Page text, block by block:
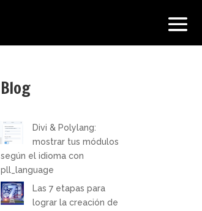
Blog
Divi & Polylang:
mostrar tus módulos
según el idioma con
pll_language
Las 7 etapas para
lograr la creación de